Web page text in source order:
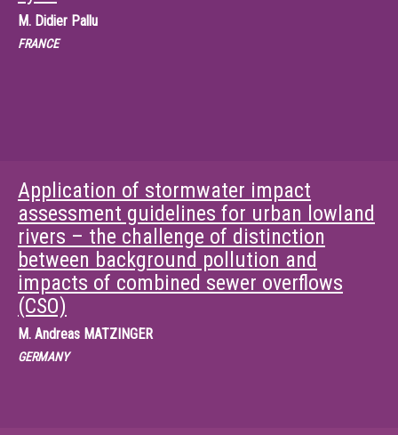
M. Didier Pallu
FRANCE
Application of stormwater impact
assessment guidelines for urban lowland
rivers – the challenge of distinction
between background pollution and
impacts of combined sewer overflows
(CSO)
M. Andreas MATZINGER
GERMANY